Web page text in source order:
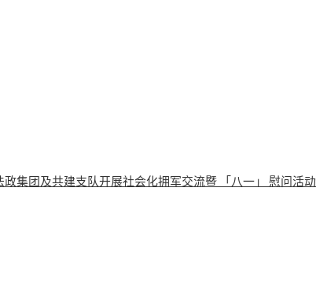
集团及共建支队开展社会化拥军交流暨 「八一」 慰问活动